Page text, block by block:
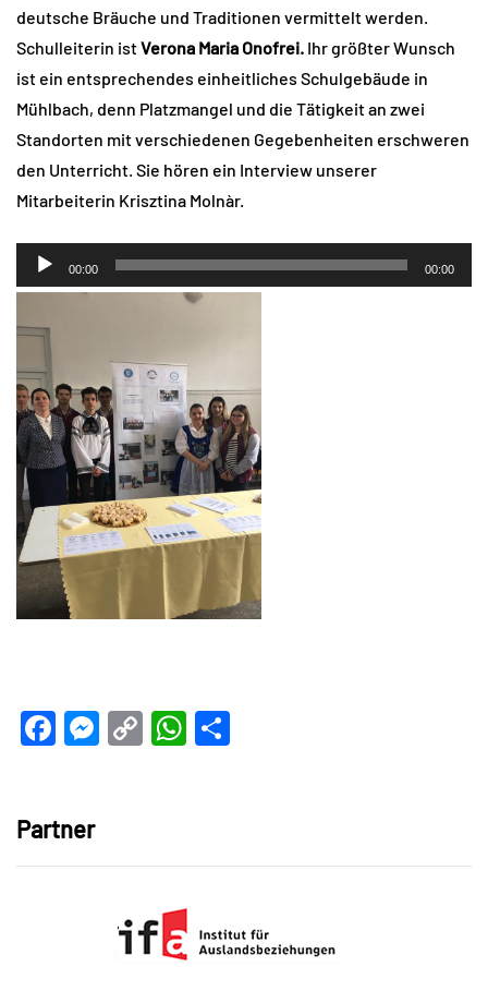
deutsche Bräuche und Traditionen vermittelt werden.
Schulleiterin istVerona Maria Onofrei. Ihr größter Wunsch
ist ein entsprechendes einheitliches Schulgebäude in
Mühlbach, denn Platzmangel und die Tätigkeit an zwei
Standorten mit verschiedenen Gegebenheiten erschweren
den Unterricht. Sie hören ein Interview unserer
Mitarbeiterin Krisztina Molnàr.
Audio-
Player
00:00 00:00
Facebook
Messenger
CopyWhatsApp
Partner